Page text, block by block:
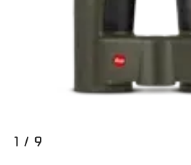
1 / 9